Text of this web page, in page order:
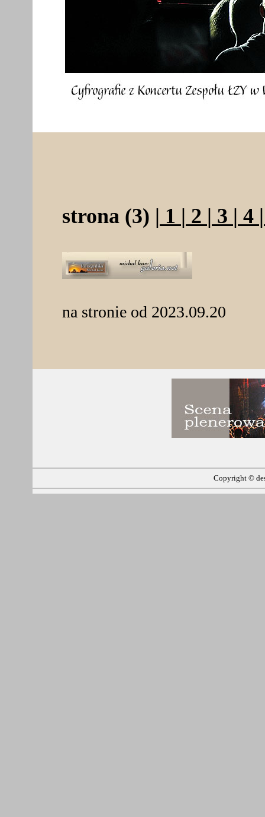
strona (3) | 1 | 2 | 3 | 4 |
na stronie od 2023.09.20
Copyright ©